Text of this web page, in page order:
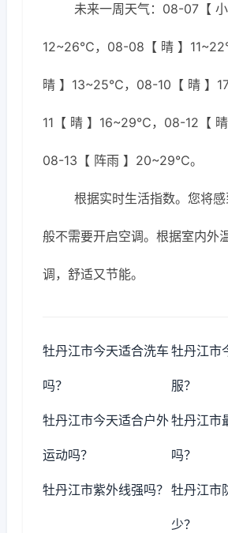
未来一周天气：08-07【 小
12~26℃，08-08【 晴 】
晴 】13~25℃，08-10【 晴 】
11【 晴 】16~29℃，08-12【
08-13【 阵雨 】20~29℃。
根据实时生活指数。您将
般不需要开启空调。根据室内外
调，舒适又节能。
牡丹江市今天适合洗车
吗？
牡丹江市
服？
牡丹江市今天适合户外
运动吗？
牡丹江市
吗？
牡丹江市紫外线强吗？ 牡丹江市
少？